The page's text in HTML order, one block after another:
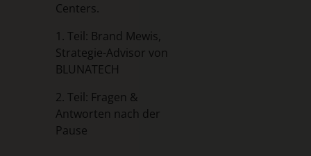
Centers.
1. Teil: Brand Mewis,
Strategie-Advisor von
BLUNATECH
2. Teil: Fragen &
Antworten nach der
Pause